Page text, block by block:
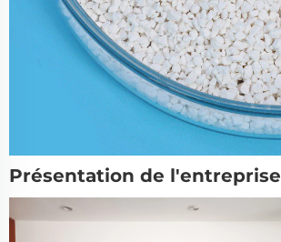
Présentation de l'entreprise